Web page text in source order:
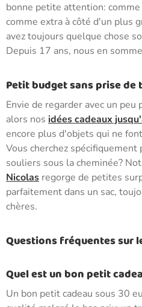
bonne petite attention:
comme extra à côté d'un plus
avez toujours quelque chose
Depuis 17 ans, nous en
Petit budget sans prise de
Envie de regarder avec un peu
alors nos idées cadeaux
encore plus d'objets qui ne
Vous cherchez
souliers sous la cheminée?
Nicolas regorge de petites
parfaitement dans un sac,
chères.
Questions fréquentes sur
Quel est un bon petit
Un bon petit cadeau sous 30